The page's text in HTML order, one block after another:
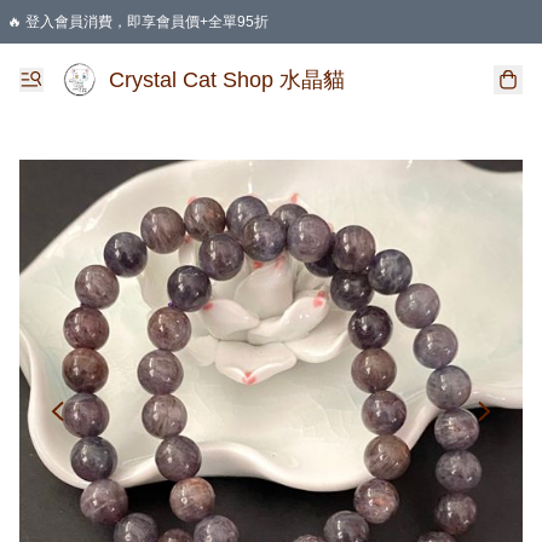
🔥 登入會員消費，即享會員價+全單95折
🛍️ 購物滿HKD 400 即享免運費優惠
Crystal Cat Shop 水晶貓